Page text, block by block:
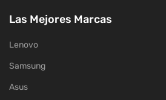
Las Mejores Marcas
Lenovo
Samsung
Asus